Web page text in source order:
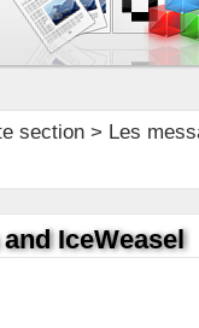
section> Les
IceWeasel